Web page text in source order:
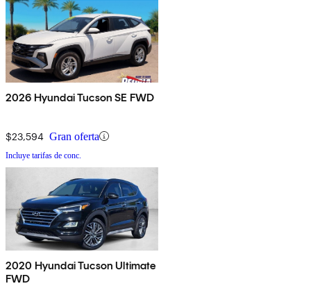
2026 Hyundai Tucson SE FWD
$23,594 Gran oferta
Incluye tarifas de conc.
2020 Hyundai Tucson Ultimate
FWD